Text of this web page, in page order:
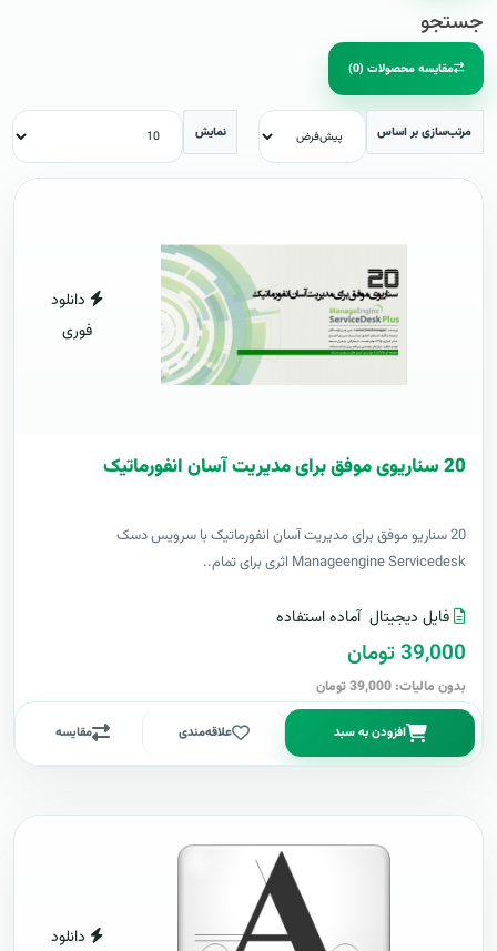
جستجو
مقایسه محصولات (0)
مرتب‌سازی بر اساس نمایش
دانلود
فوری
20 سناریوی موفق برای مدیریت آسان انفورماتیک
20 سناریو موفق برای مدیریت آسان انفورماتیک با سرویس دسک
Manageengine Servicedesk اثری برای تمام..
فایل دیجیتال آماده استفاده
39,000 تومان
بدون مالیات: 39,000 تومان
افزودن به سبد علاقه‌مندی مقایسه
دانلود